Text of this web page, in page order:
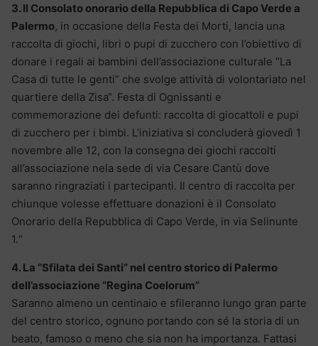
3. Il Consolato onorario della Repubblica di Capo Verde a
Palermo, in occasione della Festa dei Morti, lancia una
raccolta di giochi, libri o pupi di zucchero con l’obiettivo di
donare i regali ai bambini dell’associazione culturale “La
Casa di tutte le genti” che svolge attività di volontariato nel
quartiere della Zisa“. Festa di Ognissanti e
commemorazione dei defunti: raccolta di giocattoli e pupi
di zucchero per i bimbi. L’iniziativa si concluderà giovedì 1
novembre alle 12, con la consegna dei giochi raccolti
all’associazione nela sede di via Cesare Cantù dove
saranno ringraziati i partecipanti. Il centro di raccolta per
chiunque volesse effettuare donazioni è il Consolato
Onorario della Repubblica di Capo Verde, in via Selinunte
1.“
4. La “Sfilata dei Santi” nel centro storico di Palermo
dell’associazione “Regina Coelorum”
Saranno almeno un centinaio e sfileranno lungo gran parte
del centro storico, ognuno portando con sé la storia di un
beato, famoso o meno che sia non ha importanza. Fattasi